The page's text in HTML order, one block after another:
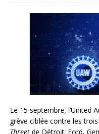
Le 15 septembre, l’United
grève ciblée contre les
Three) de Détroit: Ford,